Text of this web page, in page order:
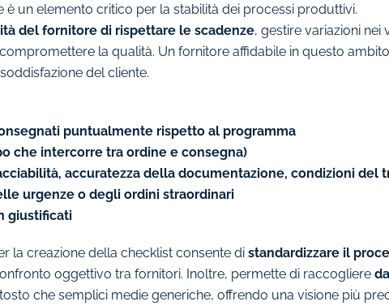
è un elemento critico per la stabilità dei processi produttivi.
del fornitore di rispettare le scadenze, gestire variazioni
la qualità. Un fornitore affidabile in questo
del cliente.
puntualmente rispetto al programma
che intercorre tra ordine e consegna)
accuratezza della documentazione, condizioni del
urgenze o degli ordini straordinari
giustificati
la creazione della checklist consente di standardizzare il
oggettivo tra fornitori. Inoltre, permette di raccogliere
che semplici medie generiche, offrendo una visione più